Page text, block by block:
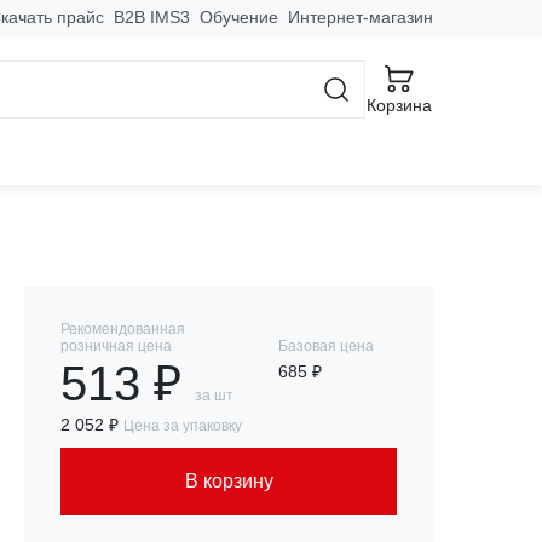
прайс B2B IMS3 Обучение Интернет-магазин
Корзина
Рекомендованная
розничная цена
513 ₽ за шт
Базовая цена
685 ₽
2 052 ₽ Цена за упаковку
В корзину